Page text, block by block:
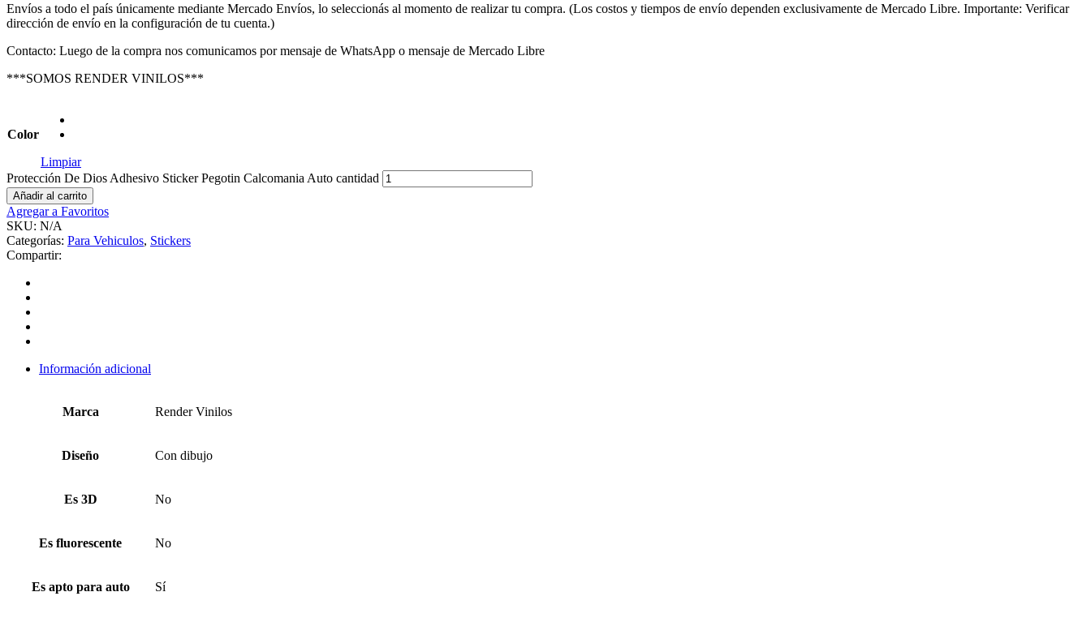
Envíos a todo el país únicamente mediante Mercado Envíos, lo seleccionás al momento de realizar tu compra. (Los costos y tiempos de envío dependen exclusivamente de Mercado Libre. Importante: Verificar
dirección de envío en la configuración de tu cuenta.)
Contacto: Luego de la compra nos comunicamos por mensaje de WhatsApp o mensaje de Mercado Libre
***SOMOS RENDER VINILOS***
Color
Limpiar
Protección De Dios Adhesivo Sticker Pegotin Calcomania Auto cantidad
Añadir al carrito
Agregar a Favoritos
SKU: N/A
Categorías: Para Vehiculos, Stickers
Compartir:
Información adicional
Marca Render Vinilos
Diseño Con dibujo
Es 3D No
Es fluorescente No
Es apto para auto Sí